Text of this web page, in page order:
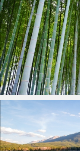
竹林 竹子 竹叶4k高清壁